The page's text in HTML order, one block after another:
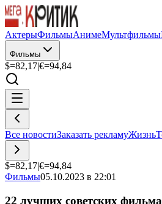
АктерыФильмыАнимеМультфильмы
Фильмы
$=82,17|€=94,84
Все новостиЗаказать рекламуЖизнь
$=82,17|€=94,84
Фильмы05.10.2023 в 22:01
22 лучших советских